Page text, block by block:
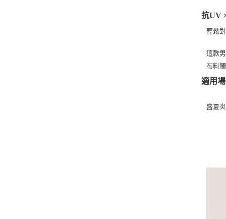
抗UV
輕鬆
這款
布料
適用
盛夏